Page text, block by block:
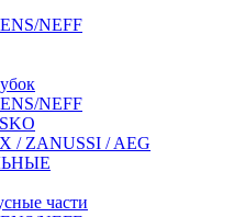
NEFF
NEFF
/ ZANUSSI / AEG
части